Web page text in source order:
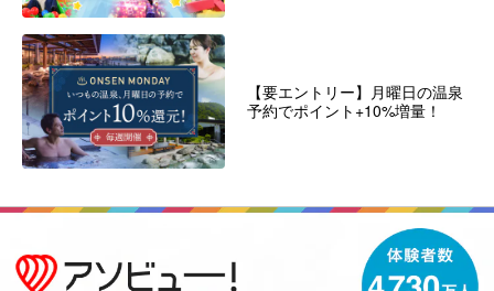
【要エントリー】月曜日の温泉
予約でポイント+10%増量！